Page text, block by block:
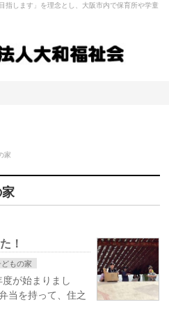
指します」を理念とし、大阪市内で保育所や学童
家
！
もの家
が始まりまし
当を持って、住之